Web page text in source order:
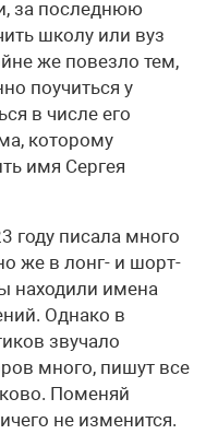
за последнюю
школу или вуз
же повезло тем,
поучиться у
в числе его
которому
имя Сергея
году писала много
же в лонг- и шорт-
находили имена
Однако в
звучало
много, пишут все
Поменяй
не изменится.